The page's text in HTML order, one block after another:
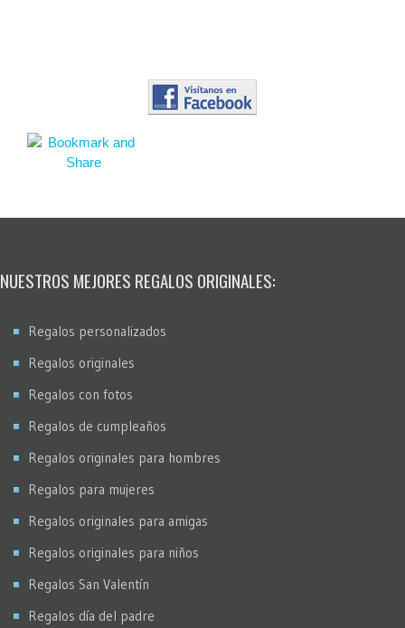
NUESTROS MEJORES REGALOS ORIGINALES:
Regalos personalizados
Regalos originales
Regalos con fotos
Regalos de cumpleaños
Regalos originales para hombres
Regalos para mujeres
Regalos originales para amigas
Regalos originales para niños
Regalos San Valentín
Regalos día del padre